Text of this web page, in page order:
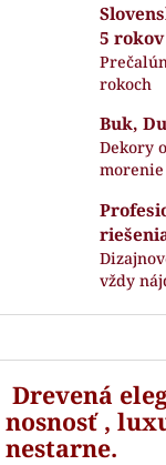
5 rokov
rokoch
Buk,
Dekory
vždy
Drevená
nosnosť ,
nestarne.